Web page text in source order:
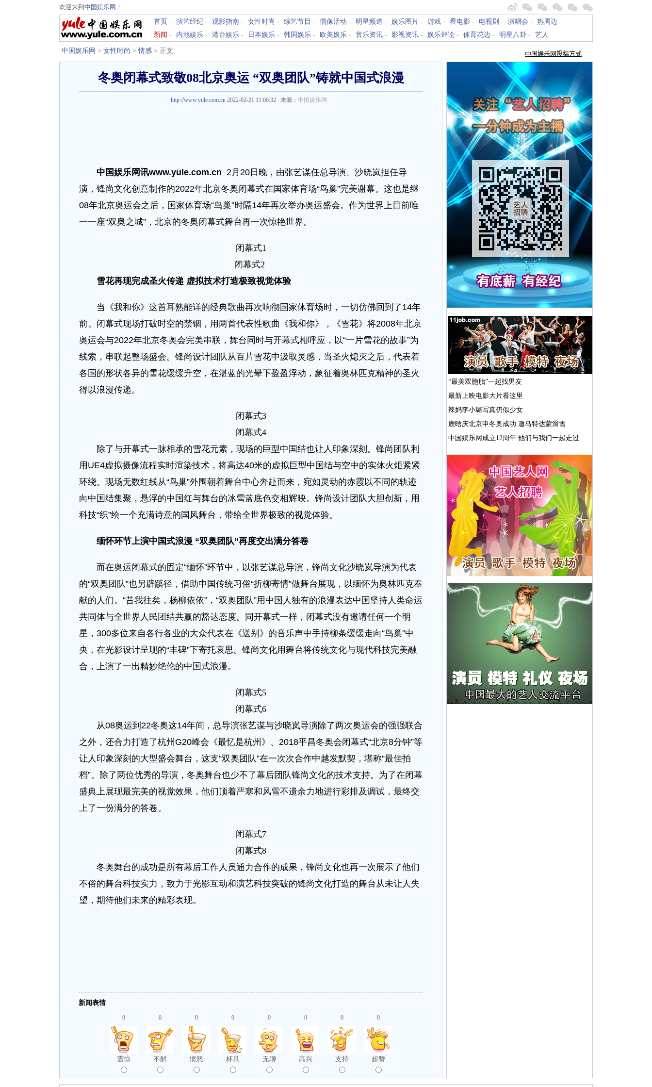
欢迎来到 中国娱乐网 ！
首页 - 演艺经纪 - 观影指南 - 女性时尚 - 综艺节目 - 偶像活动 - 明星频道 - 娱乐图片 - 游戏 - 看电影 - 电视剧 - 演唱会 - 热周边
新闻 - 内地娱乐 - 港台娱乐 - 日本娱乐 - 韩国娱乐 - 欧美娱乐 - 音乐资讯 - 影视资讯 - 娱乐评论 - 体育花边 - 明星八卦 - 艺人
中国娱乐网 > 女性时尚 >情感 > 正文
冬奥闭幕式致敬08北京奥运 “双奥团队”铸就中国式浪漫
http://www.yule.com.cn 2022-02-21 11:06:32 来源： 中国娱乐网
中国娱乐网讯www.yule.com.cn 2月20日晚，由张艺谋任总导演、沙晓岚担任导
演，锋尚文化创意制作的2022年北京冬奥闭幕式在国家体育场“鸟巢”完美谢幕。这也是继
08年北京奥运会之后，国家体育场“鸟巢”时隔14年再次举办奥运盛会。作为世界上目前唯
一一座“双奥之城”，北京的冬奥闭幕式舞台再一次惊艳世界。
闭幕式1
闭幕式2
雪花再现完成圣火传递 虚拟技术打造极致视觉体验
当《我和你》这首耳熟能详的经典歌曲再次响彻国家体育场时，一切仿佛回到了14年
前。闭幕式现场打破时空的禁锢，用两首代表性歌曲《我和你》，《雪花》将2008年北京
奥运会与2022年北京冬奥会完美串联，舞台同时与开幕式相呼应，以“一片雪花的故事”为
线索，串联起整场盛会。锋尚设计团队从百片雪花中汲取灵感，当圣火熄灭之后，代表着
各国的形状各异的雪花缓缓升空，在湛蓝的光晕下盈盈浮动，象征着奥林匹克精神的圣火
得以浪漫传递。
闭幕式3
闭幕式4
除了与开幕式一脉相承的雪花元素，现场的巨型中国结也让人印象深刻。锋尚团队利
用UE4虚拟摄像流程实时渲染技术，将高达40米的虚拟巨型中国结与空中的实体火炬紧紧
环绕。现场无数红线从“鸟巢”外围朝着舞台中心奔赴而来，宛如灵动的赤霞以不同的轨迹
向中国结集聚，悬浮的中国红与舞台的冰雪蓝底色交相辉映。锋尚设计团队大胆创新，用
科技“织”绘一个充满诗意的国风舞台，带给全世界极致的视觉体验。
缅怀环节上演中国式浪漫 “双奥团队”再度交出满分答卷
而在奥运闭幕式的固定“缅怀”环节中，以张艺谋总导演，锋尚文化沙晓岚导演为代表
的“双奥团队”也另辟蹊径，借助中国传统习俗“折柳寄情”做舞台展现，以缅怀为奥林匹克奉
献的人们。“昔我往矣，杨柳依依”，“双奥团队”用中国人独有的浪漫表达中国坚持人类命运
共同体与全世界人民团结共赢的豁达态度。同开幕式一样，闭幕式没有邀请任何一个明
星，300多位来自各行各业的大众代表在《送别》的音乐声中手持柳条缓缓走向“鸟巢”中
央，在光影设计呈现的“丰碑”下寄托哀思。锋尚文化用舞台将传统文化与现代科技完美融
合，上演了一出精妙绝伦的中国式浪漫。
闭幕式5
闭幕式6
从08奥运到22冬奥这14年间，总导演张艺谋与沙晓岚导演除了两次奥运会的强强联合
之外，还合力打造了杭州G20峰会《最忆是杭州》、2018平昌冬奥会闭幕式“北京8分钟”等
让人印象深刻的大型盛会舞台，这支“双奥团队”在一次次合作中越发默契，堪称“最佳拍
档”。除了两位优秀的导演，冬奥舞台也少不了幕后团队锋尚文化的技术支持。为了在闭幕
盛典上展现最完美的视觉效果，他们顶着严寒和风雪不遗余力地进行彩排及调试，最终交
上了一份满分的答卷。
闭幕式7
闭幕式8
冬奥舞台的成功是所有幕后工作人员通力合作的成果，锋尚文化也再一次展示了他们
不俗的舞台科技实力，致力于光影互动和演艺科技突破的锋尚文化打造的舞台从未让人失
望，期待他们未来的精彩表现。
新闻表情
0
震惊
0
不解
0
愤怒
0
杯具
0
无聊
0
高兴
0
支持
0
超赞